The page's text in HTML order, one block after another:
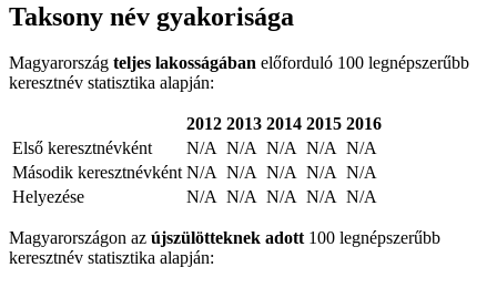
Taksony név gyakorisága
Magyarország teljes lakosságában előforduló 100 legnépszerűbb
keresztnév statisztika alapján:
2012 2013 2014 2015 2016
Első keresztnévként
N/A N/A N/A N/A N/A
Második keresztnévként N/A N/A N/A N/A N/A
Helyezése
N/A N/A N/A N/A N/A
Magyarországon az újszülötteknek adott100 legnépszerűbb
keresztnév statisztika alapján: